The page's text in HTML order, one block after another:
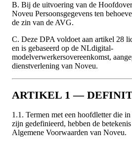
B. Bij de uitvoering van de
Noveu Persoonsgegevens ten
de zin van de AVG.
C. Deze DPA voldoet aan artikel 28
en is gebaseerd op de NLdigital-
modelverwerkersovereenkomst,
dienstverlening van Noveu.
ARTIKEL 1 —
1.1. Termen met een hoofdletter die
zijn gedefinieerd, hebben de
Algemene Voorwaarden van Noveu.